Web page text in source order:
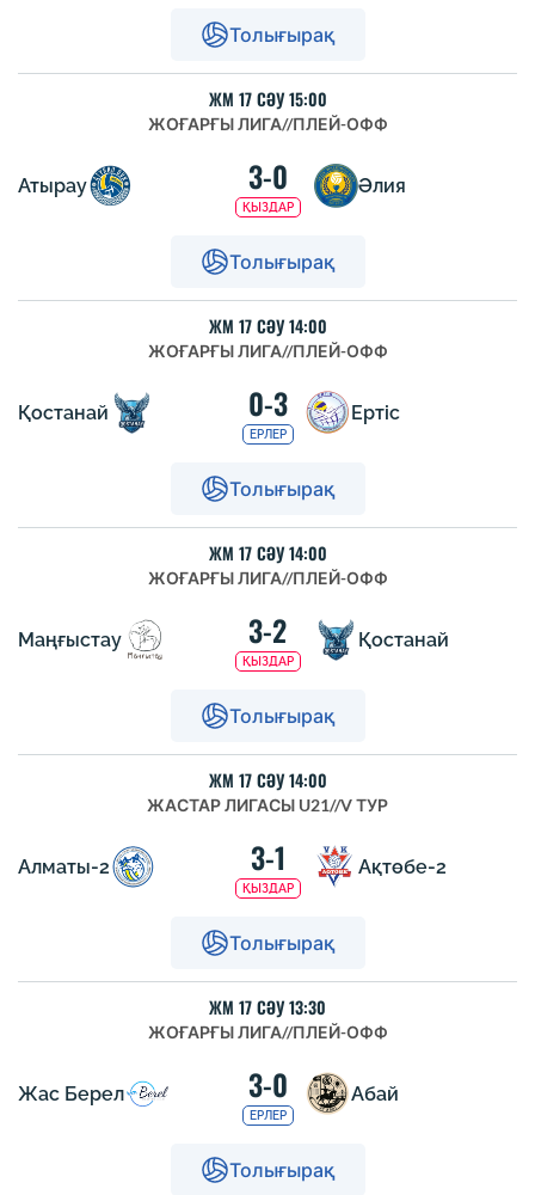
Толығырақ
ЖМ 17 СӘУ 15:00
ЖОҒАРҒЫ ЛИГА//ПЛЕЙ-ОФФ
Атырау 3-0
ҚЫЗДАР
Әлия
Толығырақ
ЖМ 17 СӘУ 14:00
ЖОҒАРҒЫ ЛИГА//ПЛЕЙ-ОФФ
Қостанай 0-3
ЕРЛЕР
Ертіс
Толығырақ
ЖМ 17 СӘУ 14:00
ЖОҒАРҒЫ ЛИГА//ПЛЕЙ-ОФФ
Маңғыстау 3-2
ҚЫЗДАР
Қостанай
Толығырақ
ЖМ 17 СӘУ 14:00
ЖАСТАР ЛИГАСЫ U21//V ТУР
Алматы-2 3-1
ҚЫЗДАР
Ақтөбе-2
Толығырақ
ЖМ 17 СӘУ 13:30
ЖОҒАРҒЫ ЛИГА//ПЛЕЙ-ОФФ
Жас Берел 3-0
ЕРЛЕР
Абай
Толығырақ